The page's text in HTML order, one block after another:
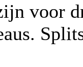
voor